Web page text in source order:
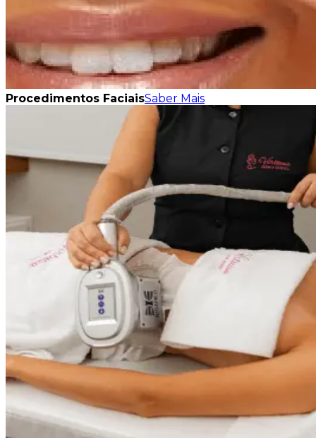
Procedimentos FaciaisSaber Mais